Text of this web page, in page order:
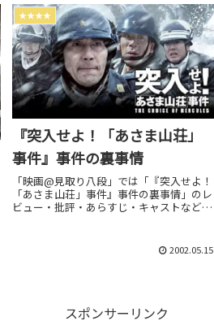
★★★★
『突入せよ！「あさま山荘」
事件』事件の裏事情
「映画@見取り八段」では「『突入せよ！
「あさま山荘」事件』事件の裏事情」のレ
ビュー・批評・あらすじ・キャストなどの
2002.05.15
スポンサーリンク